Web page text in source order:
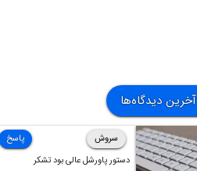
آخرین دیدگاه‌ها
سروش
دستور پاورشل عالی بود تشکر
پاسخ